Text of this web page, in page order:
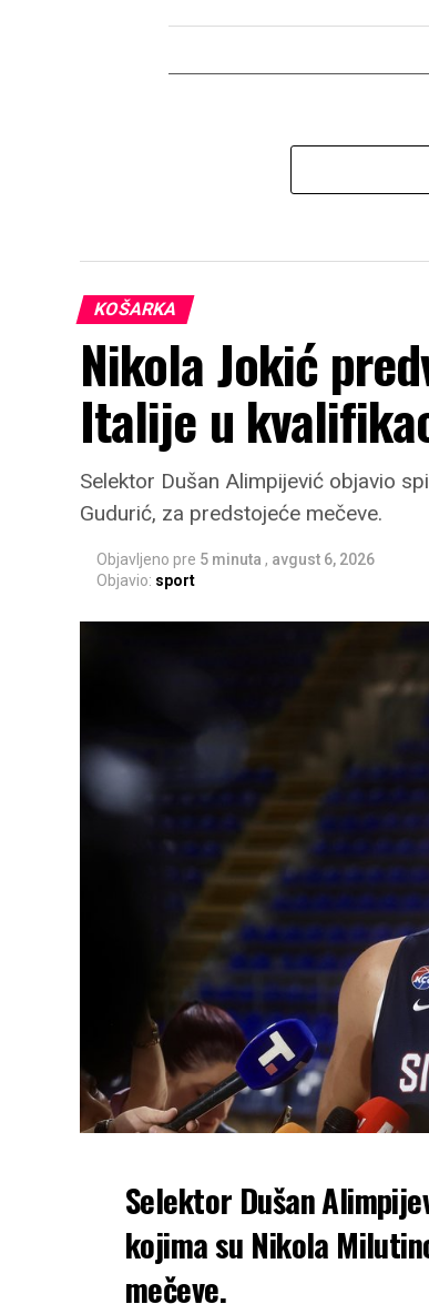
KOŠARKA
Nikola Jokić
Italije u
Selektor Dušan Alimpijević objavio
Gudurić, za predstojeće mečeve.
Objavljeno pre 5 minuta , avgust 6, 2026
Objavio: sport
Selektor Dušan
kojima su Nikola
mečeve.